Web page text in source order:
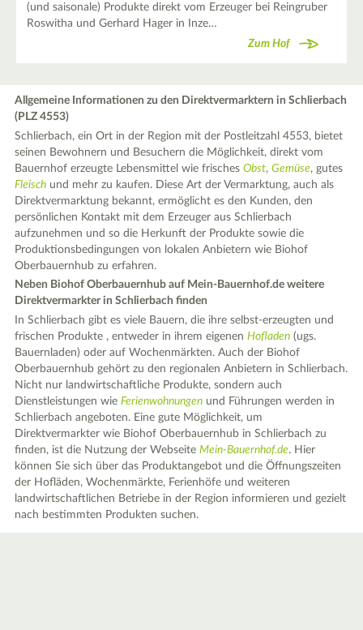
(und saisonale) Produkte direkt vom Erzeuger bei Reingruber
Roswitha und Gerhard Hager in Inze…
Zum Hof
Allgemeine Informationen zu den Direktvermarktern in Schlierbach
(PLZ 4553)
Schlierbach, ein Ort in der Region mit der Postleitzahl 4553, bietet
seinen Bewohnern und Besuchern die Möglichkeit, direkt vom
Bauernhof erzeugte Lebensmittel wie frischesObst,Gemüse, gutes
Fleisch und mehr zu kaufen. Diese Art der Vermarktung, auch als
Direktvermarktung bekannt, ermöglicht es den Kunden, den
persönlichen Kontakt mit dem Erzeuger aus Schlierbach
aufzunehmen und so die Herkunft der Produkte sowie die
Produktionsbedingungen von lokalen Anbietern wie Biohof
Oberbauernhub zu erfahren.
Neben Biohof Oberbauernhub auf Mein-Bauernhof.de weitere
Direktvermarkter in Schlierbach finden
In Schlierbach gibt es viele Bauern, die ihre selbst-erzeugten und
frischen Produkte , entweder in ihrem eigenenHofladen (ugs.
Bauernladen) oder auf Wochenmärkten. Auch der Biohof
Oberbauernhub gehört zu den regionalen Anbietern in Schlierbach.
Nicht nur landwirtschaftliche Produkte, sondern auch
Dienstleistungen wieFerienwohnungen und Führungen werden in
Schlierbach angeboten. Eine gute Möglichkeit, um
Direktvermarkter wie Biohof Oberbauernhub in Schlierbach zu
finden, ist die Nutzung der WebseiteMein-Bauernhof.de. Hier
können Sie sich über das Produktangebot und die Öffnungszeiten
der Hofläden, Wochenmärkte, Ferienhöfe und weiteren
landwirtschaftlichen Betriebe in der Region informieren und gezielt
nach bestimmten Produkten suchen.